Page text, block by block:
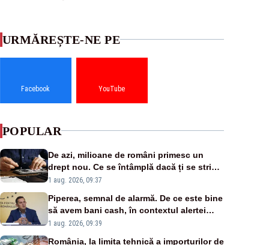
URMĂREȘTE-NE PE
Facebook YouTube
POPULAR
De azi, milioane de români primesc un
drept nou. Ce se întâmplă dacă ți se strică
un produs
1 aug. 2026, 09:37
Piperea, semnal de alarmă. De ce este bine
să avem bani cash, în contextul alertei
energetice?
1 aug. 2026, 09:39
România, la limita tehnică a importurilor de